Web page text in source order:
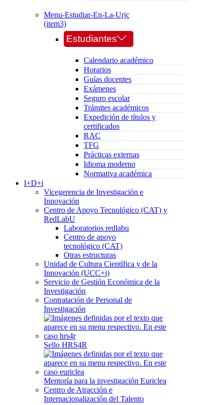
Menu-Estudiar-En-La-Urjc
(item3)
Estudiantes
Calendario académico
Horarios
Guías docentes
Exámenes
Seguro escolar
Trámites académicos
Expedición de títulos y
certificados
RAC
TFG
Prácticas externas
Idioma moderno
Normativa académica
I+D+i
Vicegerencia de Investigación e
Innovación
Centro de Apoyo Tecnológico (CAT) y
RedLabU
Laboratorios redlabu
Centro de apoyo
tecnológico (CAT)
Otras estructuras
Unidad de Cultura Científica y de la
Innovación (UCC+i)
Servicio de Gestión Económica de la
Investigación
Contratación de Personal de
Investigación
Sello HRS4R
Mentoría para la investigación Euriclea
Centro de Atracción e
Internacionalización del Talento